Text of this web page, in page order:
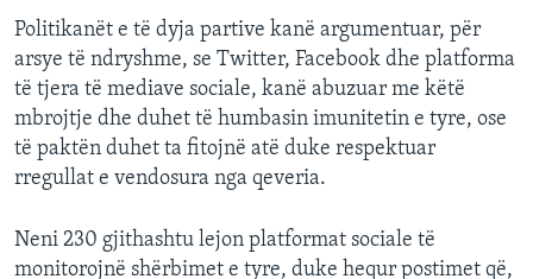
Politikanët e të dyja partive kanë argumentuar, për
arsye të ndryshme, se Twitter, Facebook dhe platforma
të tjera të mediave sociale, kanë abuzuar me këtë
mbrojtje dhe duhet të humbasin imunitetin e tyre, ose
të paktën duhet ta fitojnë atë duke respektuar
rregullat e vendosura nga qeveria.
Neni 230 gjithashtu lejon platformat sociale të
monitorojnë shërbimet e tyre, duke hequr postimet që,